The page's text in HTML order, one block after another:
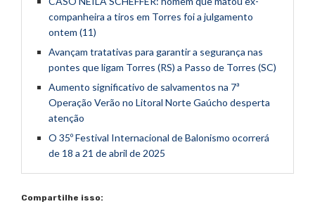
companheira a tiros em Torres foi a julgamento
ontem (11)
Avançam tratativas para garantir a segurança nas
pontes que ligam Torres (RS) a Passo de Torres (SC)
Aumento significativo de salvamentos na 7ª
Operação Verão no Litoral Norte Gaúcho desperta
atenção
O 35º Festival Internacional de Balonismo ocorrerá
de 18 a 21 de abril de 2025
Compartilhe isso: